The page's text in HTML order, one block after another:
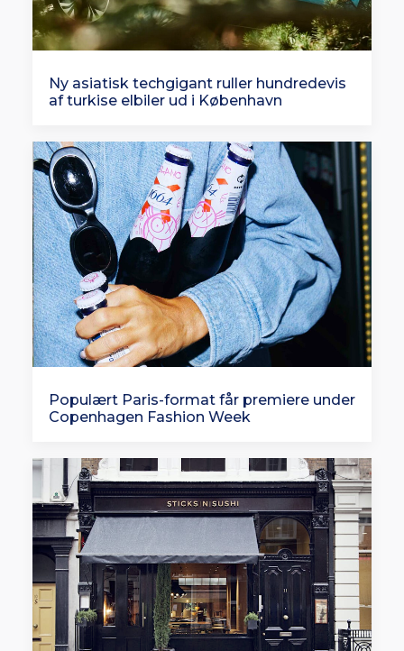
Ny asiatisk techgigant ruller hundredevis
af turkise elbiler ud i København
Populært Paris-format får premiere under
Copenhagen Fashion Week